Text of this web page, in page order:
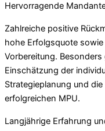
Hervorragende
Zahlreiche positive
hohe Erfolgsquote
Vorbereitung.
Einschätzung der
Strategieplanung und
erfolgreichen MPU.
Langjährige Erfahrung